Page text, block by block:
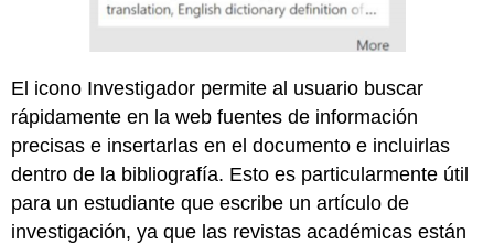
El icono Investigador permite al usuario buscar
rápidamente en la web fuentes de información
precisas e insertarlas en el documento e incluirlas
dentro de la bibliografía. Esto es particularmente útil
para un estudiante que escribe un artículo de
investigación, ya que las revistas académicas están